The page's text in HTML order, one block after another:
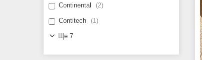
Continental 2
Contitech 1
Ще 7